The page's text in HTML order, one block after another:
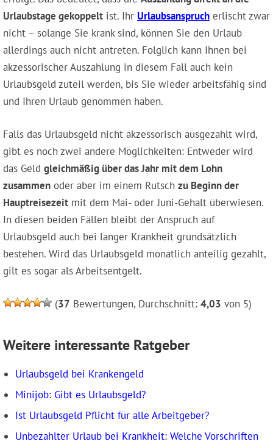
Urlaubstage gekoppelt ist. Ihr Urlaubsanspruch erlischt zwar
nicht – solange Sie krank sind, können Sie den Urlaub
allerdings auch nicht antreten. Folglich kann Ihnen bei
akzessorischer Auszahlung in diesem Fall auch kein
Urlaubsgeld zuteil werden, bis Sie wieder arbeitsfähig sind
und Ihren Urlaub genommen haben.
Falls das Urlaubsgeld nicht akzessorisch ausgezahlt wird,
gibt es noch zwei andere Möglichkeiten: Entweder wird
das Geld gleichmäßig über das Jahr mit dem Lohn
zusammen oder aber im einem Rutsch zu Beginn der
Hauptreisezeit mit dem Mai- oder Juni-Gehalt überwiesen.
In diesen beiden Fällen bleibt der Anspruch auf
Urlaubsgeld auch bei langer Krankheit grundsätzlich
bestehen. Wird das Urlaubsgeld monatlich anteilig gezahlt,
gilt es sogar als Arbeitsentgelt.
(37 Bewertungen, Durchschnitt: 4,03 von 5)
Weitere interessante Ratgeber
Urlaubsgeld bei Krankengeld
Minijob: Gibt es Urlaubsgeld?
Ist Urlaubsgeld Pflicht für alle Arbeitgeber?
Unbezahlter Urlaub bei Krankheit: Welche Vorschriften